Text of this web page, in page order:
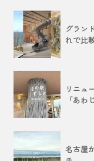
グラン
れで比
リニュ
「あわ
名古屋